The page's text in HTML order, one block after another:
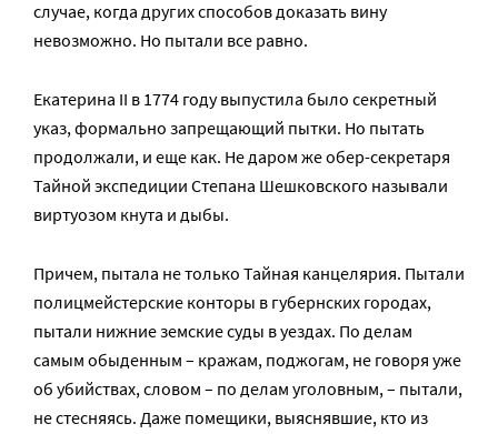
случае, когда других способов доказать вину
невозможно. Но пытали все равно.
Екатерина II в 1774 году выпустила было секретный
указ, формально запрещающий пытки. Но пытать
продолжали, и еще как. Не даром же обер-секретаря
Тайной экспедиции Степана Шешковского называли
виртуозом кнута и дыбы.
Причем, пытала не только Тайная канцелярия. Пытали
полицмейстерские конторы в губернских городах,
пытали нижние земские суды в уездах. По делам
самым обыденным – кражам, поджогам, не говоря уже
об убийствах, словом – по делам уголовным, – пытали,
не стесняясь. Даже помещики, выяснявшие, кто из